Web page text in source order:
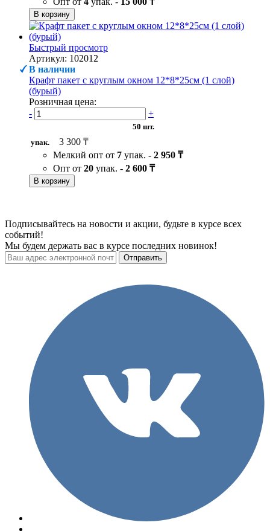
В корзину
Быстрый просмотр
Артикул: 102012
В наличии
Крафт пакет с круглым окном 12*8*25см (1 слой)
(бурый)
Розничная цена:
-
+
50 шт.
упак.
3 300 ₸
Мелкий опт от 7 упак. - 2 950 ₸
Опт от 20 упак. - 2 600 ₸
В корзину
Подписывайтесь на новости и акции, будьте в курсе всех
событий!
Мы будем держать вас в курсе последних новинок!